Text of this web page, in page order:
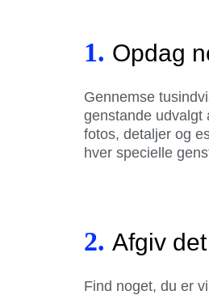
1. Opdag
Gennemse
genstande udvalgt
fotos, detaljer og
hver specielle
2. Afgiv
Find noget, du er